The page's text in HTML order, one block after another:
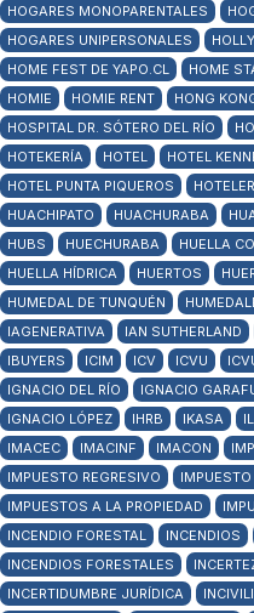
HOGARES MONOPARENTALES
HOGARES UNIPERSONALES
HOME FEST DE YAPO.CL
HOME
HOMIE
HOMIE RENT HONG
HOSPITAL DR. SÓTERO DEL RÍO
HOTEKERÍA
HOTEL HOTEL
HOTEL PUNTA PIQUEROS
HUACHIPATO
HUACHURABA
HUBS
HUECHURABA HUELLA
HUELLA HÍDRICA
HUERTOS
HUMEDAL DE TUNQUÉN
IAGENERATIVA
IAN SUTHERLAND
IBUYERS
ICIM ICV ICVU
IGNACIO DEL RÍO
IGNACIO
IGNACIO LÓPEZ
IHRB IKASA
IMACEC
IMACINF IMACON
IMPUESTO REGRESIVO
IMPUESTO
IMPUESTOS A LA PROPIEDAD
INCENDIO FORESTAL
INCENDIOS
INCENDIOS FORESTALES
INCERTIDUMBRE JURÍDICA